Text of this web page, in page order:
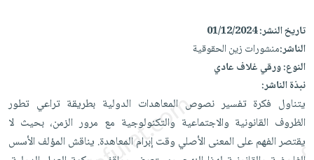
Android
تحميل
iKitab
على
Apple
على
Apple
العناية
الشخصية
العناية
وتصفيف
الشعر
العناية
بالجسم
والسفرة
جديد
الكل
أواني
الطهي
أدوات
متجر
الهدايا
أقسام
تاريخ النشر:01/12/2024
الناشر:منشورات زين الحقوقية
النوع:ورقي غلاف عادي
نبذة الناشر:
يتناول فكرة تفسير نصوص المعاهدات الدولية بطريقة تراعي تطور
الظروف القانونية والاجتماعية والتكنولوجية مع مرور الزمن، بحيث لا
يقتصر الفهم على المعنى الأصلي وقت إبرام المعاهدة. يناقش المؤلف الأسس